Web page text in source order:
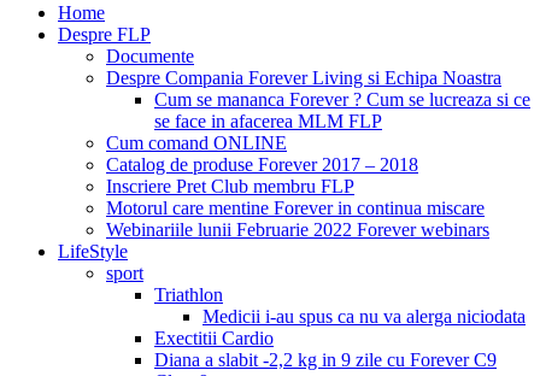
Home
Despre FLP
Documente
Despre Compania Forever Living si Echipa Noastra
Cum se mananca Forever ? Cum se lucreaza si ce
se face in afacerea MLM FLP
Cum comand ONLINE
Catalog de produse Forever 2017 – 2018
Inscriere Pret Club membru FLP
Motorul care mentine Forever in continua miscare
Webinariile lunii Februarie 2022 Forever webinars
LifeStyle
sport
Triathlon
Medicii i-au spus ca nu va alerga niciodata
Exectitii Cardio
Diana a slabit -2,2 kg in 9 zile cu Forever C9